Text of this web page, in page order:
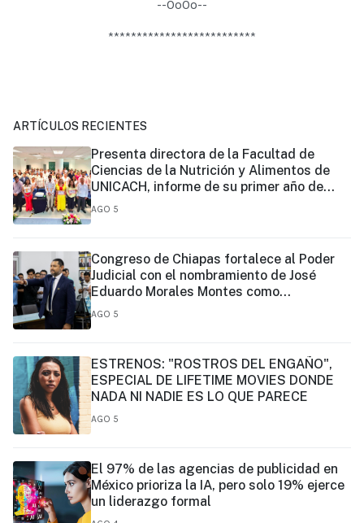
--0o0o--
**************************
ARTÍCULOS RECIENTES
Presenta directora de la Facultad de
Ciencias de la Nutrición y Alimentos de
UNICACH, informe de su primer año de
gestión
AGO 5
Congreso de Chiapas fortalece al Poder
Judicial con el nombramiento de José
Eduardo Morales Montes como
magistrado
AGO 5
ESTRENOS: "ROSTROS DEL ENGAÑO",
ESPECIAL DE LIFETIME MOVIES DONDE
NADA NI NADIE ES LO QUE PARECE
AGO 5
El 97% de las agencias de publicidad en
México prioriza la IA, pero solo 19% ejerce
un liderazgo formal